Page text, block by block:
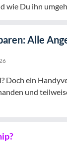
wie Du ihn
Alle
Doch ein
und